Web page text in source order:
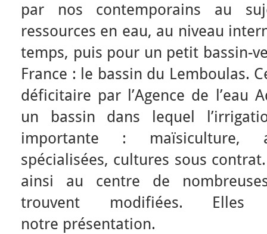
par nos contemporains au
ressources en eau, au niveau
temps, puis pour un petit bassin-
France : le bassin du Lemboulas.
déficitaire par l’Agence de l’eau
un bassin dans lequel
importante : maïsiculture,
spécialisées, cultures sous
ainsi au centre de
trouvent modifiées.
notre présentation.